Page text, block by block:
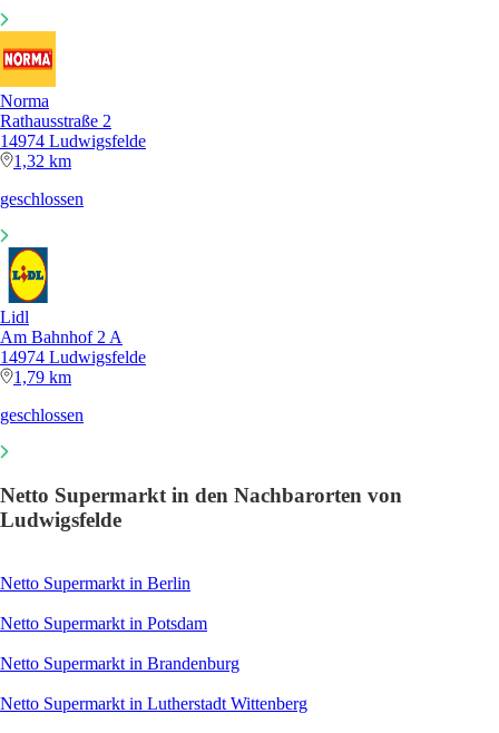
Norma
Rathausstraße 2
14974 Ludwigsfelde
1,32 km
geschlossen
Lidl
Am Bahnhof 2 A
14974 Ludwigsfelde
1,79 km
geschlossen
Netto Supermarkt in den Nachbarorten von
Ludwigsfelde
Netto Supermarkt in Berlin
Netto Supermarkt in Potsdam
Netto Supermarkt in Brandenburg
Netto Supermarkt in Lutherstadt Wittenberg